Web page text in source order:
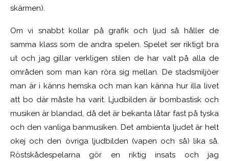
skärmen).
Om vi snabbt kollar på grafik och ljud så håller de
samma klass som de andra spelen. Spelet ser riktigt bra
ut och jag gillar verkligen stilen de har valt på alla de
områden som man kan röra sig mellan. De stadsmiljöer
man är i känns hemska och man kan känna hur illa livet
att bo där måste ha varit. Ljudbilden är bombastisk och
musiken är blandad, då det är bekanta låtar fast på tyska
och den vanliga banmusiken. Det ambienta ljudet är helt
okej och den övriga ljudbilden (vapen och så) lika så.
Röstskådespelarna gör en riktig insats och jag